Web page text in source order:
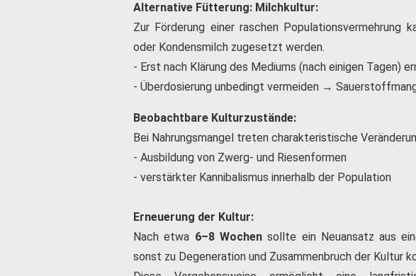
Alternative Fütterung: Milchkultur:
Zur Förderung einer raschen Populationsvermehrung
oder Kondensmilch zugesetzt werden.
- Erst nach Klärung des Mediums (nach einigen Tagen)
- Überdosierung unbedingt vermeiden →
Beobachtbare Kulturzustände:
Bei Nahrungsmangel treten charakteristische
- Ausbildung von Zwerg- und Riesenformen
- verstärkter Kannibalismus innerhalb der Population
Erneuerung der Kultur:
Nach etwa 6–8 Wochensollte ein Neuansatz aus
sonst zu Degeneration und Zusammenbruch der Kultur